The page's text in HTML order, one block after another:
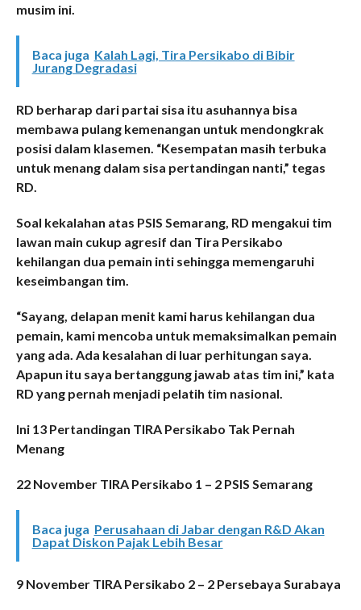
musim ini.
Baca juga Kalah Lagi, Tira Persikabo di Bibir
Jurang Degradasi
RD berharap dari partai sisa itu asuhannya bisa
membawa pulang kemenangan untuk mendongkrak
posisi dalam klasemen. “Kesempatan masih terbuka
untuk menang dalam sisa pertandingan nanti,” tegas
RD.
Soal kekalahan atas PSIS Semarang, RD mengakui tim
lawan main cukup agresif dan Tira Persikabo
kehilangan dua pemain inti sehingga memengaruhi
keseimbangan tim.
“Sayang, delapan menit kami harus kehilangan dua
pemain, kami mencoba untuk memaksimalkan pemain
yang ada. Ada kesalahan di luar perhitungan saya.
Apapun itu saya bertanggung jawab atas tim ini,” kata
RD yang pernah menjadi pelatih tim nasional.
Ini 13 Pertandingan TIRA Persikabo Tak Pernah
Menang
22 November TIRA Persikabo 1 – 2 PSIS Semarang
Baca juga Perusahaan di Jabar dengan R&D Akan
Dapat Diskon Pajak Lebih Besar
9 November TIRA Persikabo 2 – 2 Persebaya Surabaya